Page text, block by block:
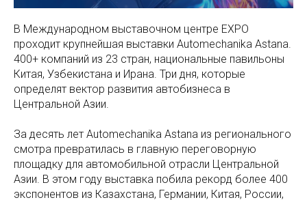
В Международном выставочном центре EXPO
проходит крупнейшая выставки Automechanika Astana.
400+ компаний из 23 стран, национальные павильоны
Китая, Узбекистана и Ирана. Три дня, которые
определят вектор развития автобизнеса в
Центральной Азии.
За десять лет Automechanika Astana из регионального
смотра превратилась в главную переговорную
площадку для автомобильной отрасли Центральной
Азии. В этом году выставка побила рекорд более 400
экспонентов из Казахстана, Германии, Китая, России,